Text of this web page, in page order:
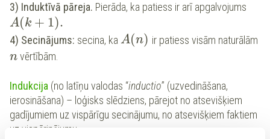
3) Induktīvā pāreja. Pierāda, ka patiess ir arī apgalvojums
A(k + 1).
4) Secinājums: secina, ka A(n) ir patiess visām naturālām
nvērtībām.
Indukcija (no latīņu valodas “inductio” (uzvedināšana,
ierosināšana) – loģisks slēdziens, pārejot no atsevišķiem
gadījumiem uz vispārīgu secinājumu, no atsevišķiem faktiem
uz vispārinājumu.